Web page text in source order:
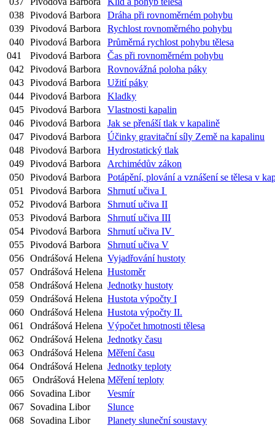
038 Pivodová Barbora
Dráha při rovnoměrném pohybu
039 Pivodová Barbora
Rychlost rovnoměrného pohybu
040 Pivodová Barbora
Průměrná rychlost pohybu tělesa
041
Pivodová Barbora
Čas při rovnoměrném pohybu
042
Pivodová Barbora
Rovnovážná poloha páky
043 Pivodová Barbora
Užití páky
044 Pivodová Barbora
Kladky
045 Pivodová Barbora
Vlastnosti kapalin
046 Pivodová Barbora
Jak se přenáší tlak v kapalině
047 Pivodová Barbora
Účinky gravitační síly Země na kapalinu
048 Pivodová Barbora
Hydrostatický tlak
049 Pivodová Barbora
Archimédův zákon
050 Pivodová Barbora
Potápění, plování a vznášení se tělesa v
051
Pivodová Barbora
Shrnutí učiva I
052
Pivodová Barbora
Shrnutí učiva II
053 Pivodová Barbora
Shrnutí učiva III
054 Pivodová Barbora
Shrnutí učiva IV
055 Pivodová Barbora
Shrnutí učiva V
056 Ondrášová Helena Vyjadřování hustoty
057 Ondrášová Helena Hustoměr
058 Ondrášová Helena Jednotky hustoty
059 Ondrášová Helena Hustota výpočty I
060 Ondrášová Helena Hustota výpočty II.
061
Ondrášová Helena Výpočet hmotnosti tělesa
062
Ondrášová Helena Jednotky času
063 Ondrášová Helena Měření času
064 Ondrášová Helena Jednotky teploty
065
Ondrášová Helena Měření teploty
066
Sovadina Libor
Vesmír
067
Sovadina Libor
Slunce
068
Sovadina Libor
Planety sluneční soustavy